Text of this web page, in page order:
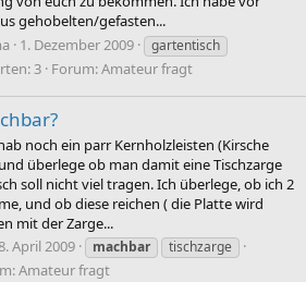
gehobelten/gefasten...
1. Dezember 2009
gartentisch
3 Forum:Amateur fragt
noch ein parr Kernholzleisten (Kirsche
überlege ob man damit eine Tischzarge
soll nicht viel tragen. Ich überlege, ob ich 2
und ob diese reichen ( die Platte wird
mit der Zarge...
April 2009 machbar tischzarge
Amateur fragt